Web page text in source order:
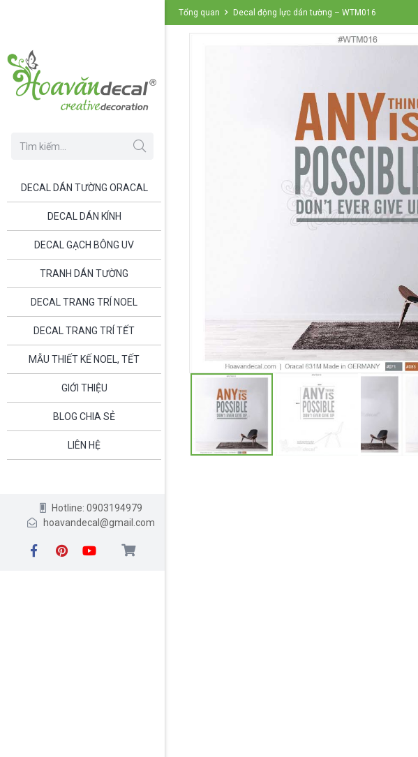
DECAL DÁN TƯỜNG ORACAL
DECAL DÁN KÍNH
DECAL GẠCH BÔNG UV
TRANH DÁN TƯỜNG
DECAL TRANG TRÍ NOEL
DECAL TRANG TRÍ TẾT
MẪU THIẾT KẾ NOEL, TẾT
GIỚI THIỆU
BLOG CHIA SẺ
LIÊN HỆ
Hotline: 0903194979
hoavandecal@gmail.com
Tổng quan Decal động lực dán tường – WTM016